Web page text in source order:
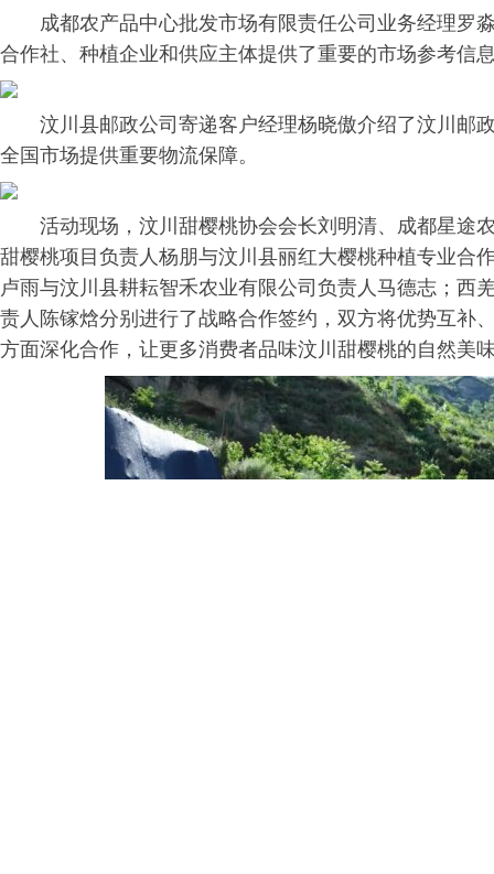
成都农产品中心批发市场有限责任公司业务经理罗
合作社、种植企业和供应主体提供了重要的市场参考信
汶川县邮政公司寄递客户经理杨晓傲介绍了汶川邮
全国市场提供重要物流保障。
活动现场，汶川甜樱桃协会会长刘明清、成都星途
甜樱桃项目负责人杨朋与汶川县丽红大樱桃种植专业合
卢雨与汶川县耕耘智禾农业有限公司负责人马德志；西
责人陈镓焓分别进行了战略合作签约，双方将优势互补
方面深化合作，让更多消费者品味汶川甜樱桃的自然美